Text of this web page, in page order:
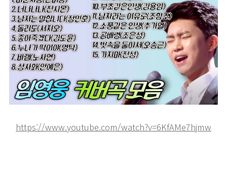
https://www.youtube.com/watch?v=6KfAMe7hjmw